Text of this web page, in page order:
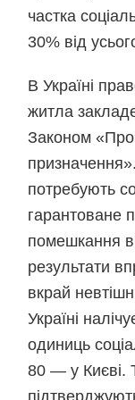
частка
30% від
В Україні
житла
Законом
потребують
гарантоване
помешкання
результати
вкрай
Україні
одиниць
80 — у Києві.